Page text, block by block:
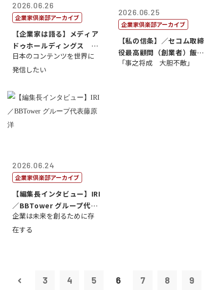
2026.06.26
企業家倶楽部アーカイブ
【企業家は語る】メディア
ドゥホールディングス 代
表取締役社長...
日本のコンテンツを世界に
発信したい
2026.06.25
企業家倶楽部アーカイブ
【私の信条】／セコム取締
役最高顧問（創業者）飯田
亮
「事之将成 大胆不敵」
2026.06.24
企業家倶楽部アーカイブ
【編集長インタビュー】IRI
／BBTower グループ代表
藤...
企業は未来を創るために存
在する
3 4 5 6 7 8 9